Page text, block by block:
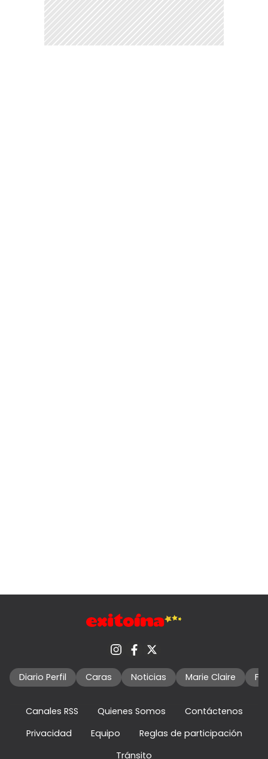
Diario Perfil Caras Noticias Marie Claire
Canales RSS Quienes Somos
Contáctenos
Privacidad
Equipo
Reglas de participación
Tránsito